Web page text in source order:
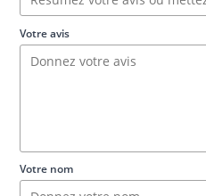
Votre avis
Votre nom